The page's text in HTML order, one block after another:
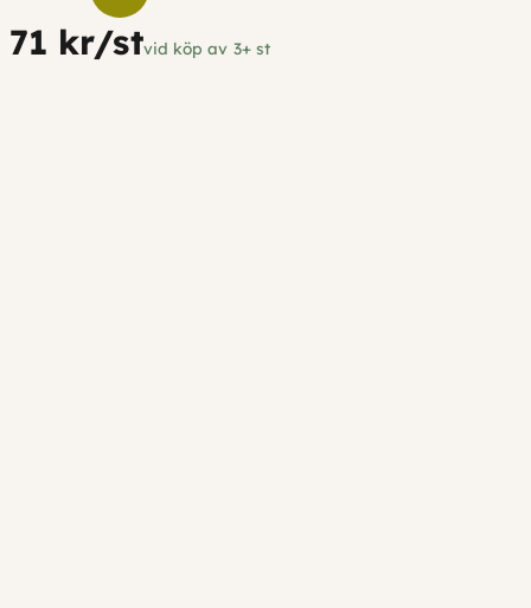
71 kr/stvid köp av 3+ st